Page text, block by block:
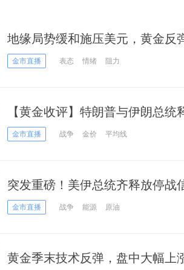
地缘局势缓和施压美元，黄金反
金市直播 表态 情绪 阻力
【黄金收评】特朗普与伊朗总
156美元 后市如何交易
金市直播 战争 金价 平均线
突发重磅！美伊总统齐释放停战
原油急跌6%、黄金涨破4650、
金市直播 战争 能源 原油
黄金季末技术反弹，盘中大幅上